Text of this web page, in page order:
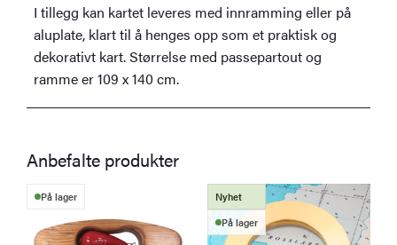
I tillegg kan kartet leveres med innramming eller på
aluplate, klart til å henges opp som et praktisk og
dekorativt kart. Størrelse med passepartout og
ramme er 109 x 140 cm.
Anbefalte produkter
På lager
Nyhet
På lager